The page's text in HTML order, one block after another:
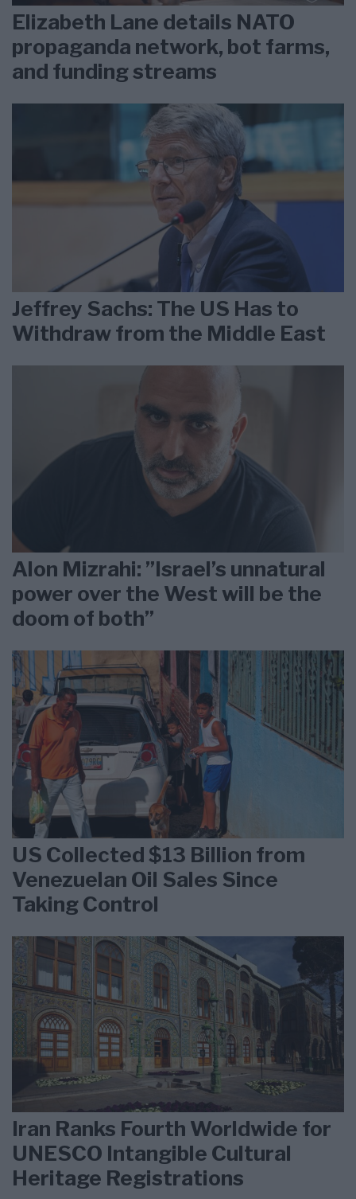
Elizabeth Lane details NATO
propaganda network, bot farms,
and funding streams
Jeffrey Sachs: The US Has to
Withdraw from the Middle East
Alon Mizrahi: ”Israel’s unnatural
power over the West will be the
doom of both”
US Collected $13 Billion from
Venezuelan Oil Sales Since
Taking Control
Iran Ranks Fourth Worldwide for
UNESCO Intangible Cultural
Heritage Registrations